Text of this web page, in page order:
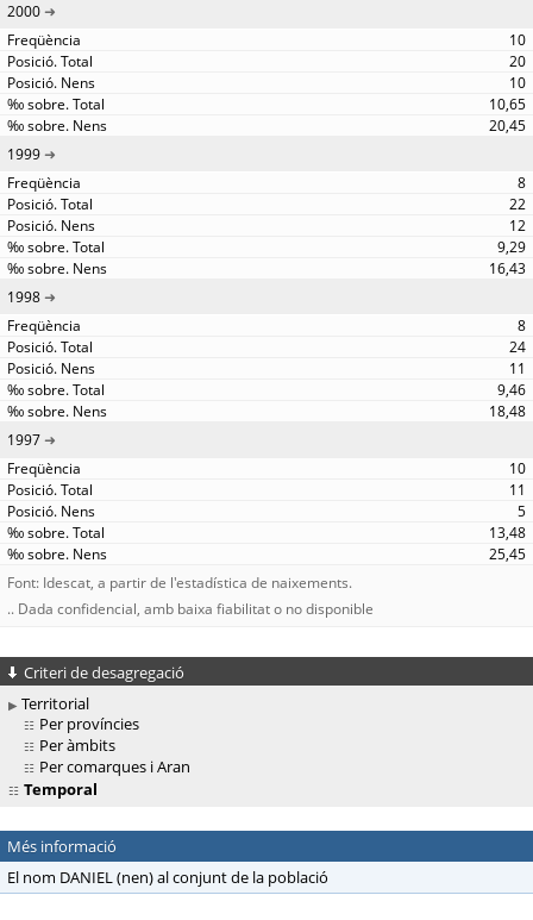
2000
10
20
10
10,65
20,45
1999
8
22
12
9,29
16,43
1998
8
24
11
9,46
18,48
1997
10
11
5
13,48
25,45
Font: Idescat, a partir de l'estadística de naixements.
.. Dada confidencial, amb baixa fiabilitat o no disponible
Criteri de desagregació
Territorial
Per províncies
Per àmbits
Per comarques i Aran
Temporal
Més informació
El nom DANIEL (nen) al conjunt de la població